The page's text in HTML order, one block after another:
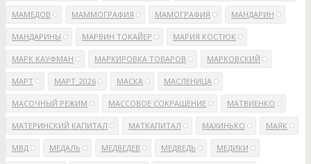
МАМЕДОВ МАММОГРАФИЯ МАМОГРАФИЯ МАНДАРИН
МАНДАРИНЫ МАРВИН ТОКАЙЕР МАРИЯ КОСТЮК
МАРК КАУФМАН МАРКИРОВКА ТОВАРОВ МАРКОВСКИЙ
МАРТ МАРТ_2026 МАСКА МАСЛЕНИЦА
МАСОЧНЫЙ РЕЖИМ МАССОВОЕ СОКРАЩЕНИЕ МАТВИЕНКО
МАТЕРИНСКИЙ КАПИТАЛ МАТКАПИТАЛ МАХИНЬКО МАЯК
МВД МЕДАЛЬ МЕДВЕДЕВ МЕДВЕДЬ МЕДИКИ